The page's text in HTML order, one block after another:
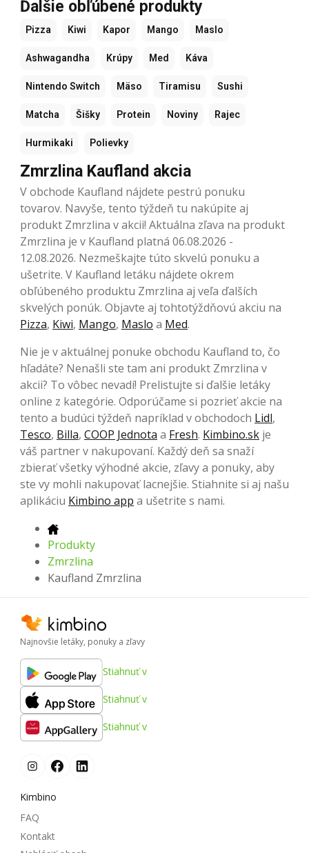
Ďalšie obľúbené produkty
Pizza Kiwi Kapor Mango Maslo
Ashwagandha Krúpy Med Káva
Nintendo Switch Mäso Tiramisu Sushi
Matcha Šišky Protein Noviny Rajec
Hurmikaki Polievky
Zmrzlina Kaufland akcia
V obchode Kaufland nájdete pestrú ponuku
tovarov. Navyše, tento týždeň tu nakúpite aj
produkt Zmrzlina v akcii! Aktuálna zľava na produkt
Zmrzlina je v Kaufland platná 06.08.2026 -
12.08.2026. Nezmeškajte túto skvelú ponuku a
ušetrite. V Kaufland letáku nájdete okrem
obľúbeného produktu Zmrzlina aj veľa ďalších
skvelých ponúk. Objavte aj tohtotýždňovú akciu na
Pizza, Kiwi, Mango, Maslo a Med.
Nie je v aktuálnej ponuke obchodu Kaufland to, čo
hľadáte? Nenašli ste tam ani produkt Zmrzlina v
akcii? To vôbec nevadí! Prelistujte si ďalšie letáky
online z kategórie. Odporúčame si pozrieť akcie na
tento a budúci týždeň napríklad v obchodoch Lidl,
Tesco, Billa, COOP Jednota a Fresh. Kimbino.sk je
váš partner v nakupovaní. Každý deň sa snaží
zbierať všetky výhodné akcie, zľavy a ponuky, aby
ste vy mohli nakupovať lacnejšie. Stiahnite si aj našu
aplikáciu Kimbino app a ušetrite s nami.
Produkty
Zmrzlina
Kaufland Zmrzlina
Najnovšie letáky, ponuky a zľavy
Stiahnuť v
Stiahnuť v
Stiahnuť v
Kimbino
FAQ
Kontakt